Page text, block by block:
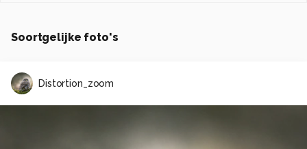
Soortgelijke foto's
Distortion_zoom